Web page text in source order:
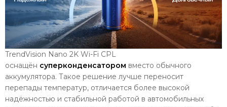
TrendVision Nano 2K Wi-Fi CPL
оснащён суперконденсатором вместо обычного
аккумулятора. Такое решение лучше переносит
перепады температур, отличается более высокой
надёжностью и стабильной работой в автомобильных